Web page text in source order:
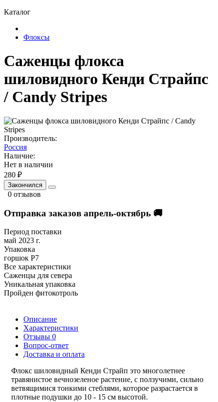
Каталог
Флоксы
Саженцы флокса
шиловидного Кенди Страйпс
/ Candy Stripes
Производитель:
Россия
Наличие:
Нет в наличии
280 ₽
Закончился
0 отзывов
Отправка заказов апрель-октябрь 🚚
Период поставки
май 2023 г.
Упаковка
горшок Р7
Все характеристики
Саженцы для севера
Уникальная упаковка
Пройден фитокотроль
Описание
Характеристики
Отзывы 0
Вопрос-ответ
Доставка и оплата
Флокс шиловидный Кенди Страйп это многолетнее
травянистое вечнозеленое растение, с ползучими, сильно
ветвящимися тонкими стеблями, которое разрастается в
плотные подушки до 10 - 15 см высотой.